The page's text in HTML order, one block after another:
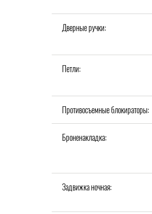
Дверные ручки:
Петли:
Противосъемные блокираторы:
Броненакладка:
Задвижка ночная: